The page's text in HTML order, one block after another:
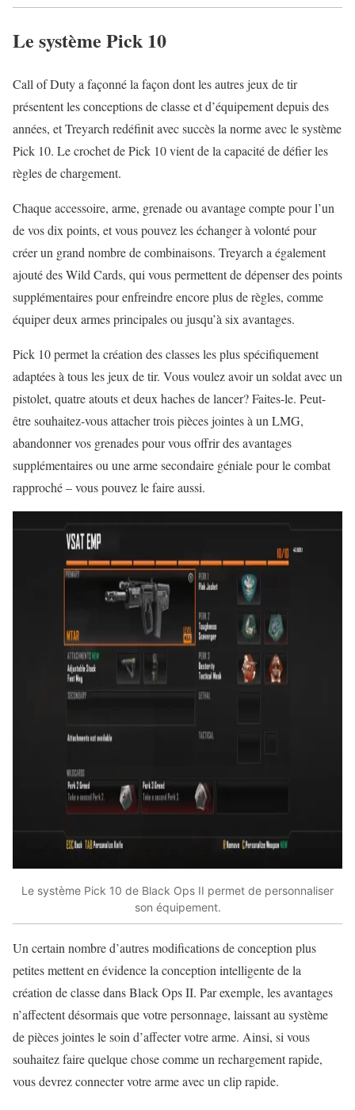
Le système Pick 10
Call of Duty a façonné la façon dont les autres jeux de tir
présentent les conceptions de classe et d’équipement depuis des
années, et Treyarch redéfinit avec succès la norme avec le système
Pick 10. Le crochet de Pick 10 vient de la capacité de défier les
règles de chargement.
Chaque accessoire, arme, grenade ou avantage compte pour l’un
de vos dix points, et vous pouvez les échanger à volonté pour
créer un grand nombre de combinaisons. Treyarch a également
ajouté des Wild Cards, qui vous permettent de dépenser des points
supplémentaires pour enfreindre encore plus de règles, comme
équiper deux armes principales ou jusqu’à six avantages.
Pick 10 permet la création des classes les plus spécifiquement
adaptées à tous les jeux de tir. Vous voulez avoir un soldat avec un
pistolet, quatre atouts et deux haches de lancer? Faites-le. Peut-
être souhaitez-vous attacher trois pièces jointes à un LMG,
abandonner vos grenades pour vous offrir des avantages
supplémentaires ou une arme secondaire géniale pour le combat
rapproché – vous pouvez le faire aussi.
Le système Pick 10 de Black Ops II permet de personnaliser
son équipement.
Un certain nombre d’autres modifications de conception plus
petites mettent en évidence la conception intelligente de la
création de classe dans Black Ops II. Par exemple, les avantages
n’affectent désormais que votre personnage, laissant au système
de pièces jointes le soin d’affecter votre arme. Ainsi, si vous
souhaitez faire quelque chose comme un rechargement rapide,
vous devrez connecter votre arme avec un clip rapide.